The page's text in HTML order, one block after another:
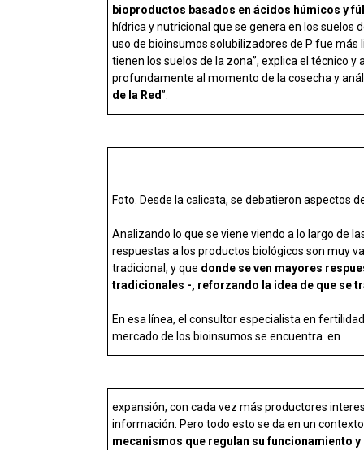
bioproductos basados en ácidos húmicos y
hídrica y nutricional que se genera en los suelos
uso de bioinsumos solubilizadores de P fue
tienen los suelos de la zona”, explica el técnico
profundamente al momento de la cosecha y
de la Red”.
Foto. Desde la calicata, se debatieron aspectos
Analizando lo que se viene viendo a lo largo de
respuestas a los productos biológicos son muy
tradicional, y que donde se ven mayores
tradicionales -, reforzando la idea de que se
En esa línea, el consultor especialista en
mercado de los bioinsumos se encuentra en
expansión, con cada vez más productores
información. Pero todo esto se da en un
mecanismos que regulan su funcionamiento